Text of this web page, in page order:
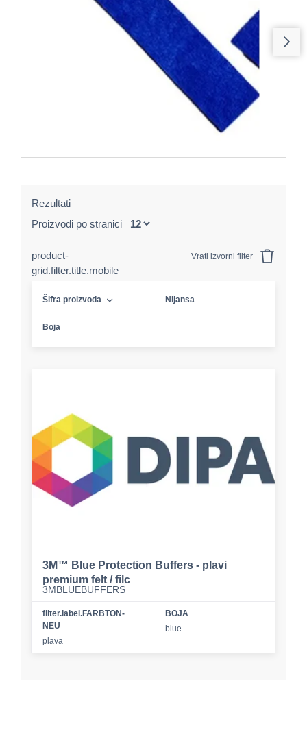
Rezultati
Proizvodi po stranici
product-
grid.filter.title.mobile
Vrati izvorni filter
Šifra proizvoda Nijansa
Boja
3M™ Blue Protection Buffers - plavi
premium felt / filc
3MBLUEBUFFERS
filter.label.FARBTON-
NEU
plava
BOJA
blue